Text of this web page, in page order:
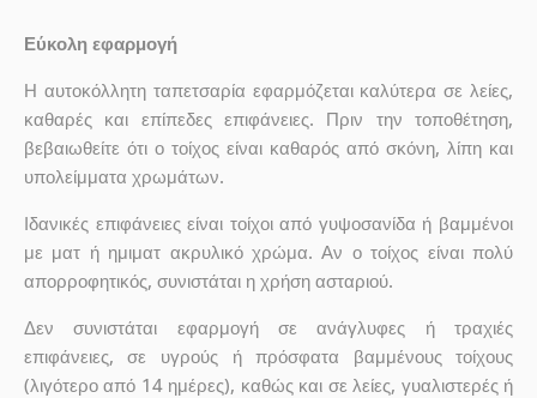
Εύκολη εφαρμογή
Η αυτοκόλλητη ταπετσαρία εφαρμόζεται καλύτερα σε λείες,
καθαρές και επίπεδες επιφάνειες. Πριν την τοποθέτηση,
βεβαιωθείτε ότι ο τοίχος είναι καθαρός από σκόνη, λίπη και
υπολείμματα χρωμάτων.
Ιδανικές επιφάνειες είναι τοίχοι από γυψοσανίδα ή βαμμένοι
με ματ ή ημιματ ακρυλικό χρώμα. Αν ο τοίχος είναι πολύ
απορροφητικός, συνιστάται η χρήση ασταριού.
Δεν συνιστάται εφαρμογή σε ανάγλυφες ή τραχιές
επιφάνειες, σε υγρούς ή πρόσφατα βαμμένους τοίχους
(λιγότερο από 14 ημέρες), καθώς και σε λείες, γυαλιστερές ή